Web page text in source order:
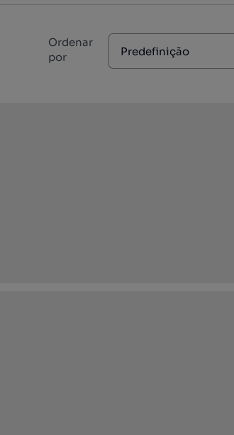
Ordenar
por
Predefinição